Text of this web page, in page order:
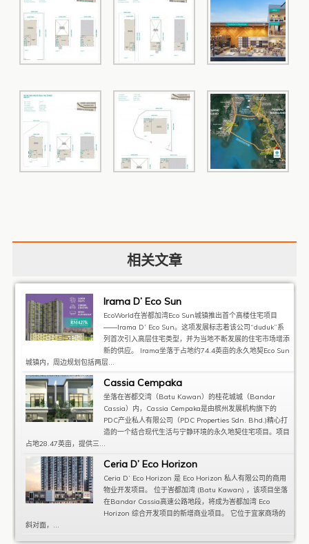
相关文章
Irama D’ Eco Sun
EcoWorld在峇都加湾Eco Sun城镇推出首个高楼住宅项目
——Irama D’ Eco Sun。这项发展标志着该公司“duduk”系
列首次引入高层住宅类型，并为当地不断发展的住宅市场增添
新的供应。 Irama坐落于占地约74.4英亩的永久地契Eco Sun
城镇内，周边规划包括两层...
Cassia Cempaka
坐落在峇都交湾（Batu Kawan）的桂花城城（Bandar
Cassia）内，Cassia Cempaka是由槟州发展机构旗下的
PDC产业私人有限公司（PDC Properties Sdn. Bhd.)精心打
造的一个结合现代生活与宁静环境的永久地契住宅项目。项目
占地28.47英亩，提供三...
Ceria D’ Eco Horizon
Ceria D’ Eco Horizon 是 Eco Horizon 私人有限公司的商用
物业开发项目。 位于峇都加湾 (Batu Kawan) ，该项目坐落
在Bandar Cassia高速公路地段，将成为峇都加湾 Eco
Horizon 综合开发项目的新增商业项目。 它位于宜家商场的
斜对面，...